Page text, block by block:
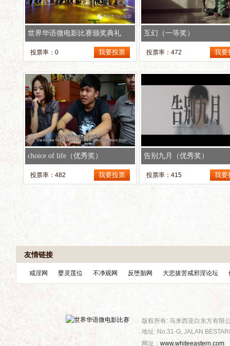
世界华语微电影比赛颁奖典礼
投票率：0
互幻（一等奖）
投票率：472
choice of life（优秀奖）
投票率：482
告别九月（优秀奖）
投票率：415
友情链接
戒淫网 婴灵莲位 不净观网 反堕胎网 大悲拔苦戒邪淫论坛
版权所有: 马来西亚白东方有限
地址: No.31-G, JALAN
网址： www.whiteeastern.com